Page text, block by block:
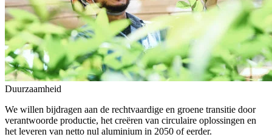
Duurzaamheid
We willen bijdragen aan de rechtvaardige en groene transitie door
verantwoorde productie, het creëren van circulaire oplossingen en
het leveren van netto nul aluminium in 2050 of eerder.